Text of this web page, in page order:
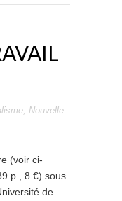
, Nouvelle
(voir ci-
p., 8 €) sous
de